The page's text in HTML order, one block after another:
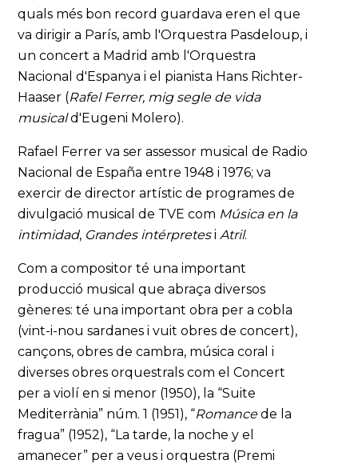
quals més bon record guardava eren el que
va dirigir a París, amb l'Orquestra Pasdeloup, i
un concert a Madrid amb l'Orquestra
Nacional d'Espanya i el pianista Hans Richter-
Haaser (Rafel Ferrer, mig segle de vida
musicald'Eugeni Molero).
Rafael Ferrer va ser assessor musical de Radio
Nacional de España entre 1948 i 1976; va
exercir de director artístic de programes de
divulgació musical de TVE com Música en la
intimidad, Grandes intérpretesiAtril.
Com a compositor té una important
producció musical que abraça diversos
gèneres: té una important obra per a cobla
(vint-i-nou sardanes i vuit obres de concert),
cançons, obres de cambra, música coral i
diverses obres orquestrals com el Concert
per a violí en si menor (1950), la “Suite
Mediterrània” núm. 1 (1951), “Romancede la
fragua” (1952), “La tarde, la noche y el
amanecer” per a veus i orquestra (Premi